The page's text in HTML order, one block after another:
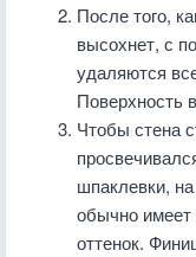
После того,
высохнет, с
удаляются
Поверхность
Чтобы стена
шпаклевки,
обычно имеет
оттенок.